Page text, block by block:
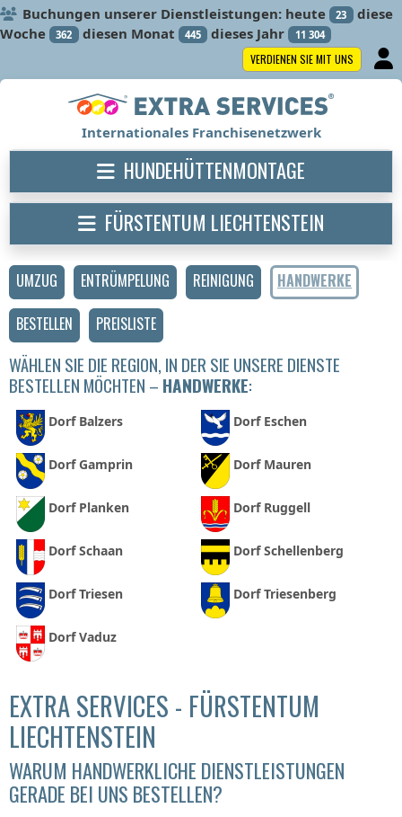
Buchungen unserer Dienstleistungen: heute 23 diese
Woche
362 diesen Monat 445 dieses Jahr 11 304
VERDIENEN SIE MIT UNS
UMZUG ENTRÜMPELUNG REINIGUNG
HANDWERKE
BESTELLEN
PREISLISTE
WÄHLEN SIE DIE REGION, IN DER SIE UNSERE DIENSTE
BESTELLEN MÖCHTEN – HANDWERKE:
Dorf Balzers Dorf Eschen
Dorf Gamprin Dorf Mauren
Dorf Planken Dorf Ruggell
Dorf Schaan Dorf Schellenberg
Dorf Triesen Dorf Triesenberg
Dorf Vaduz
EXTRA SERVICES - FÜRSTENTUM
LIECHTENSTEIN
WARUM HANDWERKLICHE DIENSTLEISTUNGEN
GERADE BEI UNS BESTELLEN?
Internationales Franchisenetzwerk
HUNDEHÜTTENMONTAGE
FÜRSTENTUM LIECHTENSTEIN